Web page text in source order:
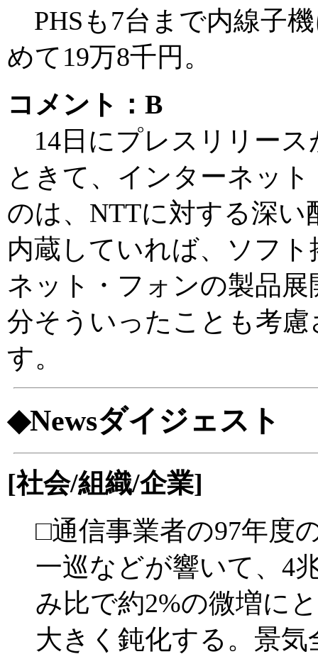
PHSも7台まで内線子
めて19万8千円。
コメント：B
14日にプレスリリース
ときて、インターネッ
のは、NTTに対する深い
内蔵していれば、ソフ
ネット・フォンの製品
分そういったことも考
す。
◆Newsダイジェスト
[社会/組織/企業]
□通信事業者の97年度
一巡などが響いて、4
み比で約2%の微増に
大きく鈍化する。景